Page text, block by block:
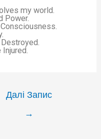
my world.
Power.
Injured.
Далі Запис
→